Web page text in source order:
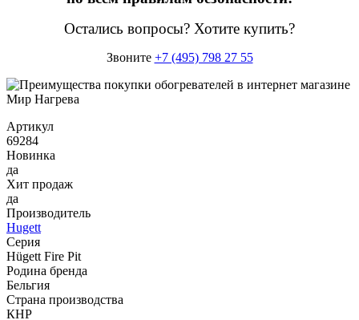
Остались вопросы? Хотите купить?
Звоните +7 (495) 798 27 55
Артикул
69284
Новинка
да
Хит продаж
да
Производитель
Hugett
Серия
Hügett Fire Pit
Родина бренда
Бельгия
Страна производства
КНР